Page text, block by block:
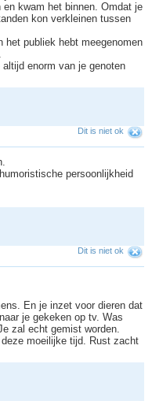
kwam het binnen. Omdat je
kon verkleinen tussen
het publiek hebt meegenomen
enorm van je genoten
Dit is niet ok
persoonlijkheid
Dit is niet ok
En je inzet voor dieren dat
je gekeken op tv. Was
zal echt gemist worden.
moeilijke tijd. Rust zacht